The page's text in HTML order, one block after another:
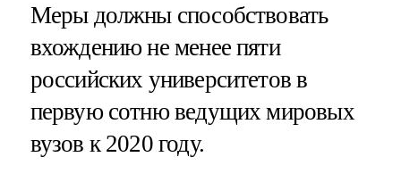
Меры должны способствовать
вхождению не менее пяти
российских университетов в
первую сотню ведущих мировых
вузов к 2020 году.